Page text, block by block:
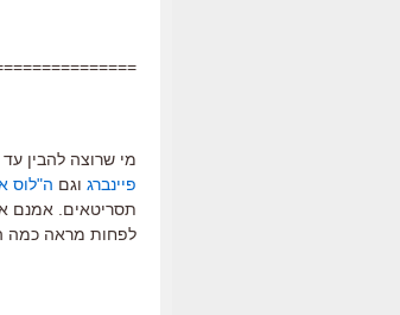
מי שרוצה להבין
פיינברג וגם ה"לוס
לפחות מראה כמה